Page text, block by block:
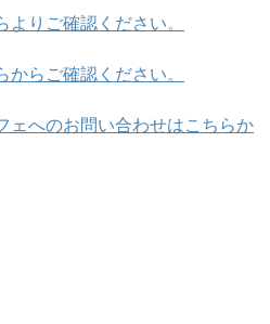
りご確認ください。
らご確認ください。
ェへのお問い合わせはこちらか